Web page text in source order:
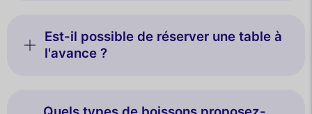
Est-il possible de réserver une table à
l'avance ?